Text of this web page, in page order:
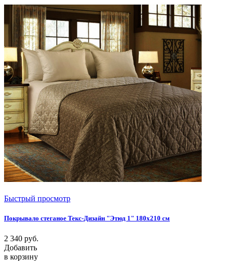
Быстрый просмотр
Покрывало стеганое Текс-Дизайн "Этюд 1" 180х210 см
2 340 руб.
Добавить
в корзину